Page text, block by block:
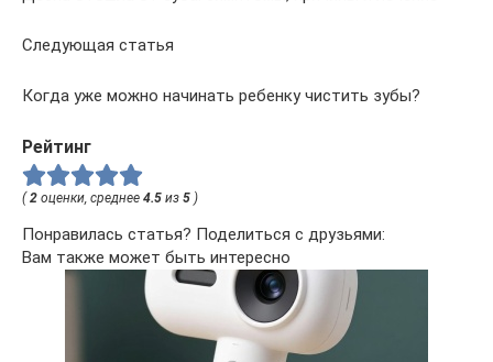
Следующая статья
Когда уже можно начинать ребенку чистить зубы?
Рейтинг
( 2 оценки, среднее 4.5 из 5 )
Понравилась статья? Поделиться с друзьями:
Вам также может быть интересно